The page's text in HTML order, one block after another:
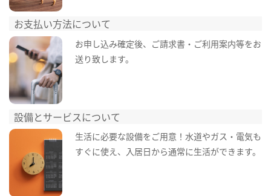
お支払い方法について
お申し込み確定後、ご請求書・ご利用案内等をお
送り致します。
設備とサービスについて
生活に必要な設備をご用意！水道やガス・電気も
すぐに使え、入居日から通常に生活ができます。